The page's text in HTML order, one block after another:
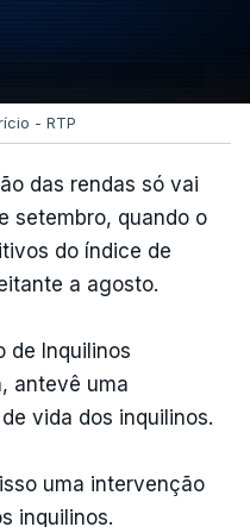
- RTP
das rendas só vai
setembro, quando o
do índice de
a agosto.
de Inquilinos
antevê uma
vida dos inquilinos.
uma intervenção
inquilinos.